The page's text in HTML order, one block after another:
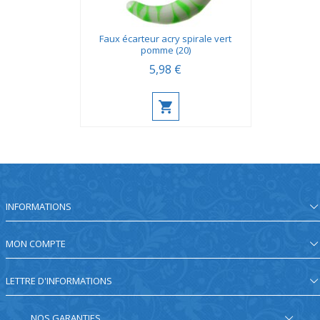
Faux écarteur acry spirale vert
pomme (20)
5,98 €
INFORMATIONS
MON COMPTE
LETTRE D'INFORMATIONS